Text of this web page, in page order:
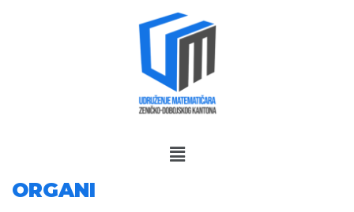
ORGANI